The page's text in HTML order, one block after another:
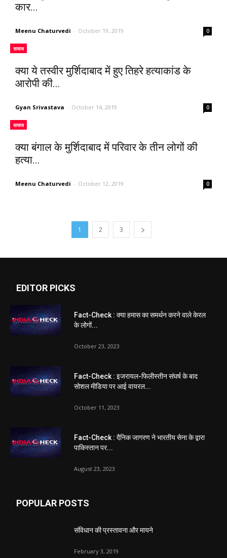
कार...
Meenu Chaturvedi - October 19, 2019 0
समाज
क्या ये तस्वीर मुर्शिदाबाद में हुए तिहरे हत्याकांड के
आरोपी की...
Gyan Srivastava - October 14, 2019 0
समाज
क्या बंगाल के मुर्शिदाबाद में परिवार के तीन लोगों की
हत्या...
Meenu Chaturvedi - October 12, 2019 0
1 2 3
EDITOR PICKS
Fact-Check : क्या हमास का समर्थन करने वाले केरल
के लोगों...
October 23, 2023
Fact-Check : इजरायल-फिलीस्तीन संघर्ष के बाद
सोशल मीडिया पर आई वायरल...
October 11, 2023
Fact-Check : दैनिक जागरण ने भारतीय सेना के द्वारा
पाकिस्तान पर...
August 23, 2023
POPULAR POSTS
संविधान की प्रस्तावना और मायने
February 3, 2019